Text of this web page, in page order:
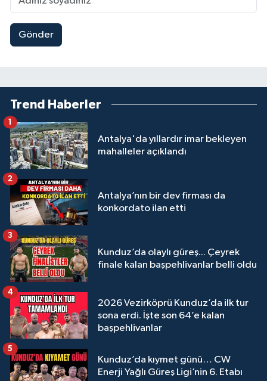
Gönder
Trend Haberler
Antalya'da yıllardır imar bekleyen
mahalleler açıklandı
1
Antalya’nın bir dev firması da
konkordato ilan etti
2
Kunduz’da olaylı güreş... Çeyrek
finale kalan başpehlivanlar belli oldu
3
2026 Vezirköprü Kunduz’da ilk tur
sona erdi. İşte son 64’e kalan
başpehlivanlar
4
Kunduz’da kıymet günü… CW
Enerji Yağlı Güreş Ligi’nin 6. Etabı
5